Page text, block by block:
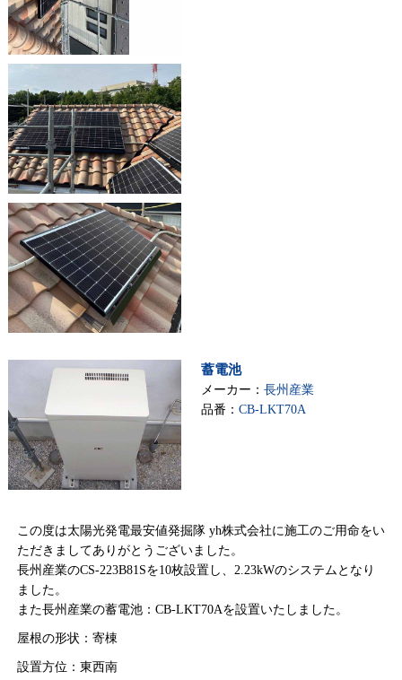
蓄電池
メーカー： 長州産業
品番： CB-LKT70A
この度は太陽光発電最安値発掘隊 yh株式会社に施工のご用命をい
ただきましてありがとうございました。
長州産業のCS-223B81Sを10枚設置し、2.23kWのシステムとなり
ました。
また長州産業の蓄電池：CB-LKT70Aを設置いたしました。
屋根の形状：寄棟
設置方位：東西南